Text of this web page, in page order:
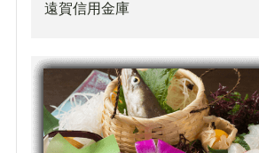
遠賀信用金庫